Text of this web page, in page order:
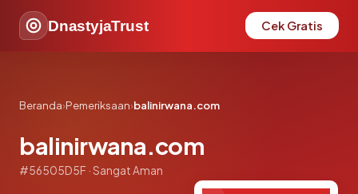
DnastyjaTrust Cek Gratis
Beranda›Pemeriksaan›balinirwana.com
balinirwana.com
#56505D5F · Sangat Aman